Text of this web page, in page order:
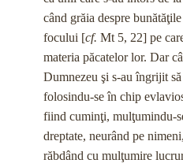
când grăia despre
focului [cf. Mt 5, 22] pe
materia păcatelor lor. Dar
Dumnezeu şi s-au îngrijit
folosindu-se în chip
fiind cuminţi, mulţumindu-
dreptate, neurând pe
răbdând cu mulţumire